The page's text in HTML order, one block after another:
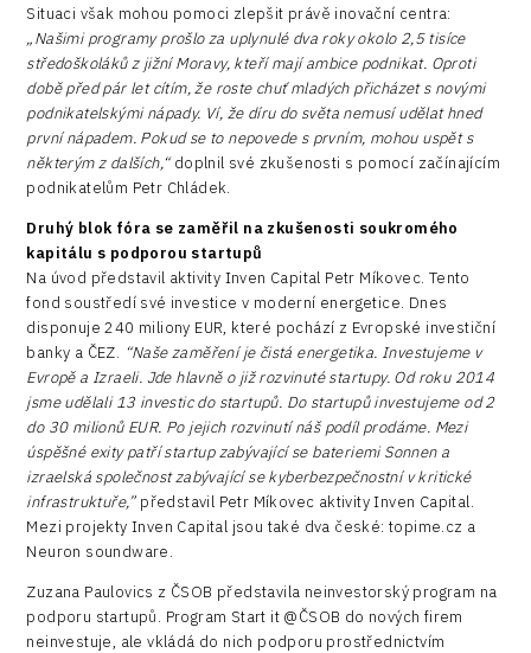
Situaci však mohou pomoci zlepšit právě inovační centra:
„Našimi programy prošlo za uplynulé dva roky okolo 2,5 tisíce
středoškoláků z jižní Moravy, kteří mají ambice podnikat. Oproti
době před pár let cítím, že roste chuť mladých přicházet s novými
podnikatelskými nápady. Ví, že díru do světa nemusí udělat hned
první nápadem. Pokud se to nepovede s prvním, mohou uspět s
některým z dalších,“doplnil své zkušenosti s pomocí začínajícím
podnikatelům Petr Chládek.
Druhý blok fóra se zaměřil na zkušenosti soukromého
kapitálu s podporou startupů
Na úvod představil aktivity Inven Capital Petr Míkovec. Tento
fond soustředí své investice v moderní energetice. Dnes
disponuje 240 miliony EUR, které pochází z Evropské investiční
banky a ČEZ. “Naše zaměření je čistá energetika. Investujeme v
Evropě a Izraeli. Jde hlavně o již rozvinuté startupy. Od roku 2014
jsme udělali 13 investic do startupů. Do startupů investujeme od 2
do 30 milionů EUR. Po jejich rozvinutí náš podíl prodáme. Mezi
úspěšné exity patří startup zabývající se bateriemi Sonnen a
izraelská společnost zabývající se kyberbezpečnostní v kritické
infrastruktuře,” představil Petr Míkovec aktivity Inven Capital.
Mezi projekty Inven Capital jsou také dva české: topime.cz a
Neuron soundware.
Zuzana Paulovics z ČSOB představila neinvestorský program na
podporu startupů. Program Start it @ČSOB do nových firem
neinvestuje, ale vkládá do nich podporu prostřednictvím